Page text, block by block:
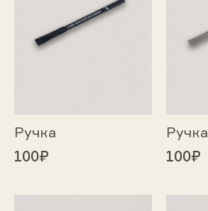
Ручка
100₽
Ручка
100₽